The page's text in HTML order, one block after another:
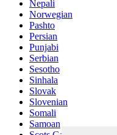
Nepali
Norwegian
Pashto
Persian
Punjabi
Serbian
Sesotho
Sinhala
Slovak
Slovenian
Somali
Samoan